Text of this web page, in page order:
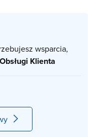
wsparcia,
Klienta